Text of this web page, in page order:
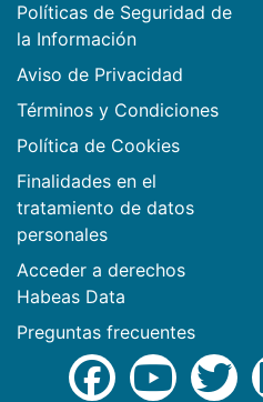
Políticas de Seguridad de
la Información
Aviso de Privacidad
Términos y Condiciones
Política de Cookies
Finalidades en el
tratamiento de datos
personales
Acceder a derechos
Habeas Data
Preguntas frecuentes